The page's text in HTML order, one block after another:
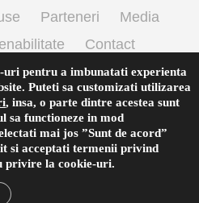
Parteneri
Media
Contact
utilizare
Politica cookie
cu caracter personal
pentru a imbunatati experienta
Puteti sa customizati utilizarea
, insa, o parte dintre acestea sunt
sa functioneze in mod
mai jos ”Sunt de acord”
si acceptati termenii privind
privire la cookie-uri.
Română